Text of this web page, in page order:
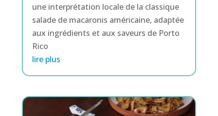
une interprétation locale de la classique
salade de macaronis américaine, adaptée
aux ingrédients et aux saveurs de Porto
Rico
lire plus